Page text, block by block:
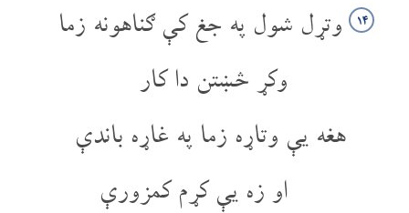
۱۴ وتړل شول په جغ کې ګناهونه زما
وکړ څښتن دا کار
هغه یې وتاړه زما په غاړه باندې
او زه یې کړم کمزورې